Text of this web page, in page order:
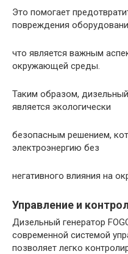
Это помогает
повреждения
что является важным
окружающей среды.
Таким образом, дизельный
является экологически
безопасным решением,
электроэнергию без
негативного влияния на
Управление и
Дизельный генератор
современной системой
позволяет легко